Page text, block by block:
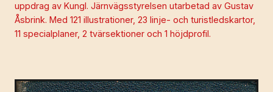
uppdrag av Kungl. Järnvägsstyrelsen utarbetad av Gustav
Åsbrink. Med 121 illustrationer, 23 linje- och turistledskartor,
11 specialplaner, 2 tvärsektioner och 1 höjdprofil.